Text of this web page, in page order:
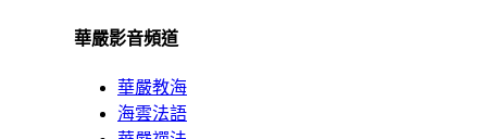
華嚴影音頻道
華嚴教海
海雲法語